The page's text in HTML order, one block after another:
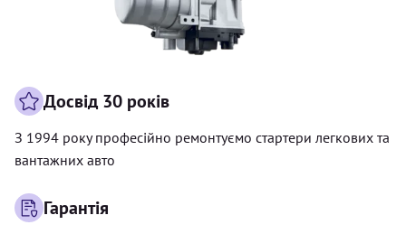
Досвід 30 років
З 1994 року професійно ремонтуємо стартери легкових та
вантажних авто
Гарантія